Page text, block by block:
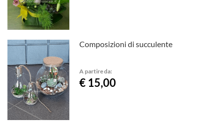
Composizioni di succulente
A partire da:
€ 15,00